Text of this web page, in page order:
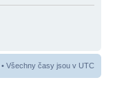
• Všechny časy jsou v UTC